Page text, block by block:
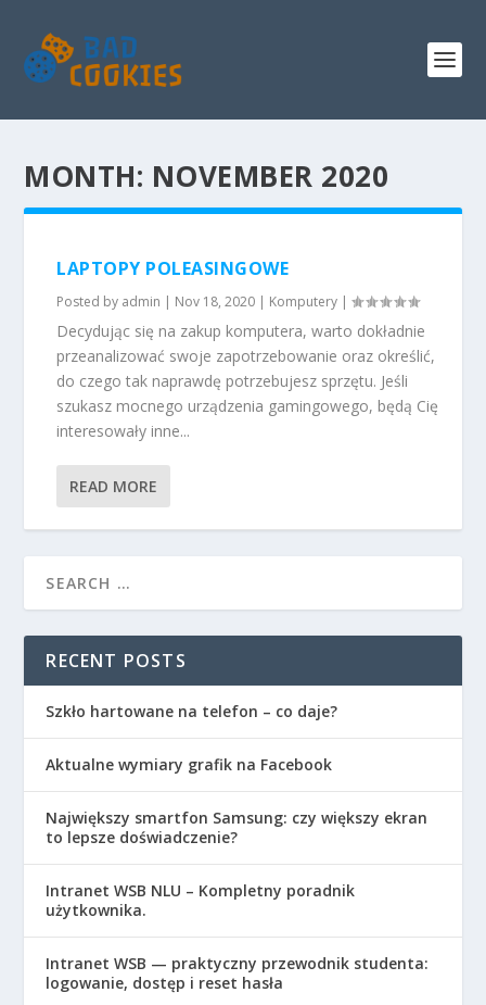
MONTH: NOVEMBER 2020
LAPTOPY POLEASINGOWE
Posted by admin | Nov 18, 2020 | Komputery |
Decydując się na zakup komputera, warto dokładnie
przeanalizować swoje zapotrzebowanie oraz określić,
do czego tak naprawdę potrzebujesz sprzętu. Jeśli
szukasz mocnego urządzenia gamingowego, będą Cię
interesowały inne...
READ MORE
RECENT POSTS
Szkło hartowane na telefon – co daje?
Aktualne wymiary grafik na Facebook
Największy smartfon Samsung: czy większy ekran
to lepsze doświadczenie?
Intranet WSB NLU – Kompletny poradnik
użytkownika.
Intranet WSB — praktyczny przewodnik studenta:
logowanie, dostęp i reset hasła